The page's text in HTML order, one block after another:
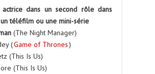
dans un second rôle dans
téléfilm ou une mini-série
(The Night Manager)
(Game of Thrones)
(This Is Us)
(This Is Us)